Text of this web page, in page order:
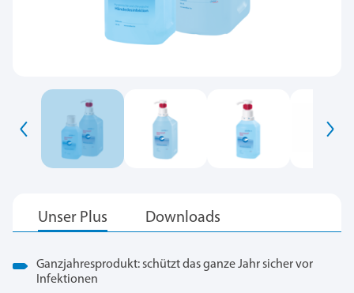
Ganzjahresprodukt: schützt das ganze Jahr sicher vor
Infektionen